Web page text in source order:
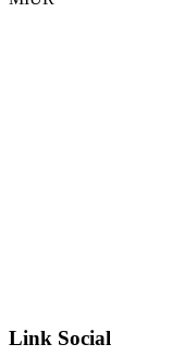
Link Social